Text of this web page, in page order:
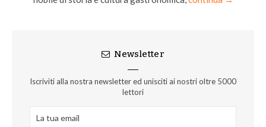
Newsletter
Iscriviti alla nostra newsletter ed unisciti ai nostri oltre 5000
lettori